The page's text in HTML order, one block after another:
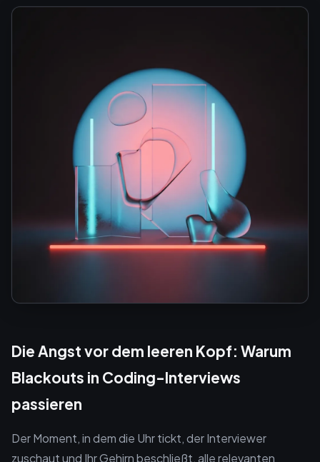
Die Angst vor dem leeren Kopf: Warum
Blackouts in Coding-Interviews
passieren
Der Moment, in dem die Uhr tickt, der Interviewer
zuschaut und Ihr Gehirn beschließt, alle relevanten